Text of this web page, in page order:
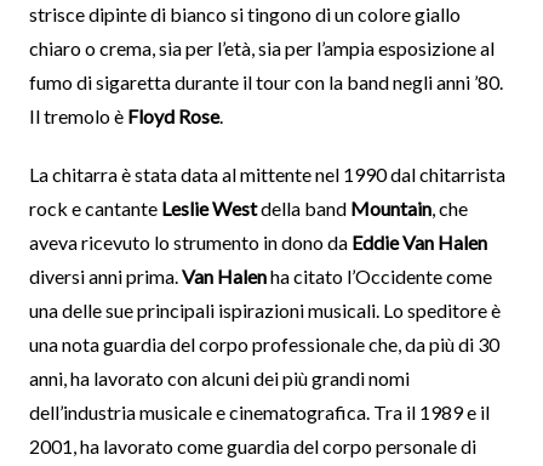
strisce dipinte di bianco si tingono di un colore giallo
chiaro o crema, sia per l’età, sia per l’ampia esposizione al
fumo di sigaretta durante il tour con la band negli anni ’80.
Il tremolo è Floyd Rose.
La chitarra è stata data al mittente nel 1990 dal chitarrista
rock e cantante Leslie Westdella band Mountain, che
aveva ricevuto lo strumento in dono da Eddie Van Halen
diversi anni prima. Van Halenha citato l’Occidente come
una delle sue principali ispirazioni musicali. Lo speditore è
una nota guardia del corpo professionale che, da più di 30
anni, ha lavorato con alcuni dei più grandi nomi
dell’industria musicale e cinematografica. Tra il 1989 e il
2001, ha lavorato come guardia del corpo personale di